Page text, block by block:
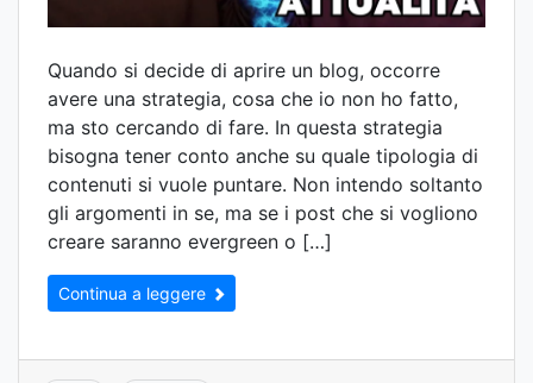
Quando si decide di aprire un blog, occorre
avere una strategia, cosa che io non ho fatto,
ma sto cercando di fare. In questa strategia
bisogna tener conto anche su quale tipologia di
contenuti si vuole puntare. Non intendo soltanto
gli argomenti in se, ma se i post che si vogliono
creare saranno evergreen o […]
Continua a leggere